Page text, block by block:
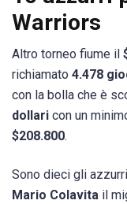
Warriors
Altro torneo fiume il
richiamato 4.478
con la bolla che è
dollari con un
$208.800.
Sono dieci gli
Mario Colavita il